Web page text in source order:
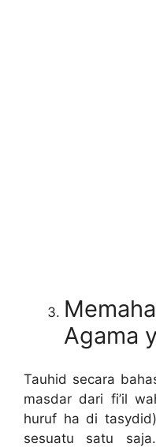
Agama
Tauhid secara
masdar dari fi’il
huruf ha di
sesuatu satu